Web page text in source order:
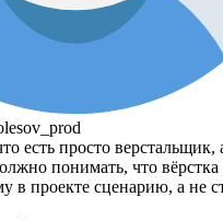
есть просто верстальщик,
понимать, что вёрстка
в проекте сценарию, а не